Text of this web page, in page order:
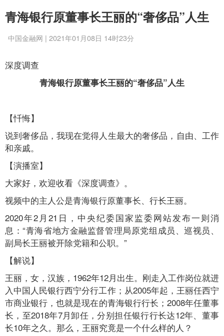
青海银行原董事长王丽的“奢侈品”人生
中国金融网 | 2021年01月08日 14时23分
深度调查
青海银行原董事长王丽的“奢侈品”人生
【忏悔】
说到奢侈品，我现在觉得人生最大的奢侈品，自由、工作
和亲戚。
【演播室】
大家好，欢迎收看《深度调查》。
视频中的主人公是青海银行原董事长、行长王丽。
2020年2月21日，中央纪委国家监委网站发布一则消
息：“青海省地方金融监督管理局原党组成员、巡视员、
副局长王丽被开除党籍和公职。”
【解说】
王丽，女，汉族，1962年12月出生。刚走入工作岗位就进
入中国人民银行西宁分行工作；从2005年起，王丽任西宁
市商业银行，也就是现在的青海银行行长；2008年任董事
长，至2018年7月卸任，分别担任银行行长达12年、董事
长10年之久。那么，王丽究竟是一个什么样的人？